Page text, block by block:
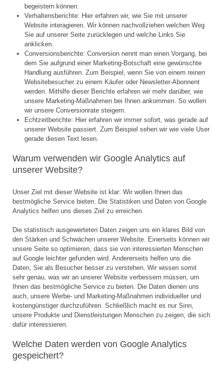
begeistern können.
Verhaltensberichte: Hier erfahren wir, wie Sie mit unserer
Website interagieren. Wir können nachvollziehen welchen Weg
Sie auf unserer Seite zurücklegen und welche Links Sie
anklicken.
Conversionsberichte: Conversion nennt man einen Vorgang, bei
dem Sie aufgrund einer Marketing-Botschaft eine gewünschte
Handlung ausführen. Zum Beispiel, wenn Sie von einem reinen
Websitebesucher zu einem Käufer oder Newsletter-Abonnent
werden. Mithilfe dieser Berichte erfahren wir mehr darüber, wie
unsere Marketing-Maßnahmen bei Ihnen ankommen. So wollen
wir unsere Conversionrate steigern.
Echtzeitberichte: Hier erfahren wir immer sofort, was gerade auf
unserer Website passiert. Zum Beispiel sehen wir wie viele User
gerade diesen Text lesen.
Warum verwenden wir Google Analytics auf
unserer Website?
Unser Ziel mit dieser Website ist klar: Wir wollen Ihnen das
bestmögliche Service bieten. Die Statistiken und Daten von Google
Analytics helfen uns dieses Ziel zu erreichen.
Die statistisch ausgewerteten Daten zeigen uns ein klares Bild von
den Stärken und Schwächen unserer Website. Einerseits können wir
unsere Seite so optimieren, dass sie von interessierten Menschen
auf Google leichter gefunden wird. Andererseits helfen uns die
Daten, Sie als Besucher besser zu verstehen. Wir wissen somit
sehr genau, was wir an unserer Website verbessern müssen, um
Ihnen das bestmögliche Service zu bieten. Die Daten dienen uns
auch, unsere Werbe- und Marketing-Maßnahmen individueller und
kostengünstiger durchzuführen. Schließlich macht es nur Sinn,
unsere Produkte und Dienstleistungen Menschen zu zeigen, die sich
dafür interessieren.
Welche Daten werden von Google Analytics
gespeichert?